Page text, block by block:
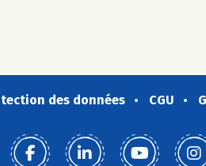
des données CGU